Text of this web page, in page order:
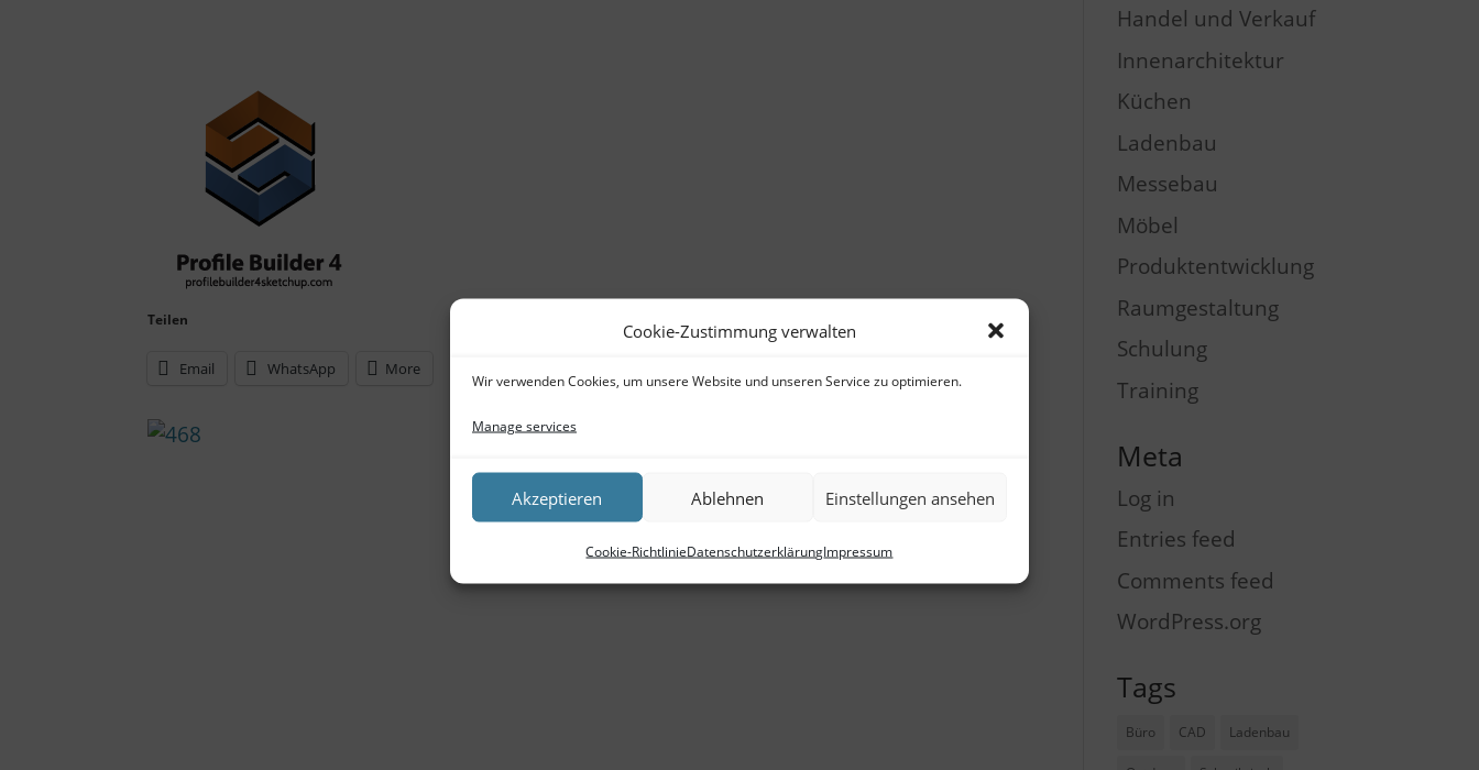
Cookie-Zustimmung verwalten
Wir verwenden Cookies, um unsere Website und unseren Service zu optimieren.
Manage services
Akzeptieren Ablehnen Einstellungen ansehen
Cookie-RichtlinieDatenschutzerklärungImpressum
Teilen
Email WhatsApp More
Handel und Verkauf
Innenarchitektur
Küchen
Ladenbau
Messebau
Möbel
Produktentwicklung
Raumgestaltung
Schulung
Training
Meta
Log in
Entries feed
Comments feed
WordPress.org
Tags
Büro CAD Ladenbau